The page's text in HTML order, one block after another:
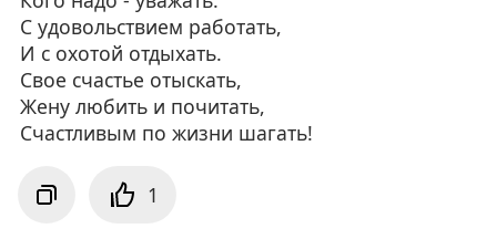
С удовольствием работать,
И с охотой отдыхать.
Свое счастье отыскать,
Жену любить и почитать,
Счастливым по жизни шагать!
1